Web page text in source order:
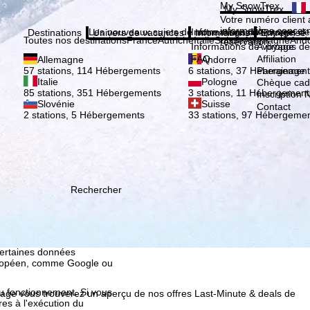
que TravelTrex
activités, à l'aide des
à la
données
comme Google ou
fonctionnement. Si vous
à l'exécution du
Inscription
My SnowTrex
My SnowTrex
Votre numéro client
informations
réservation.
Destinations
Toutes nos destinationsFranceAutricheItalieSuisseAllemagne
Allemagne
57 stations, 114 Hébergements
Andorre
6 stations, 37
Italie
85 stations, 351 Hébergements
Pologne
3 stations, 11
Slovénie
2 stations, 5 Hébergements
Suisse
33 stations, 97
Univers de vacances
Les nouveaux sujets de notre magazine
Informations
Informations de voyage
Informations de voyage
FAQ
Entreprise
À propos
À propos
Affiliation
Parrainage
Chèque
Inscription
Contact
Rechercher
vous trouverez un aperçu de nos offres Last-Minute & deals de